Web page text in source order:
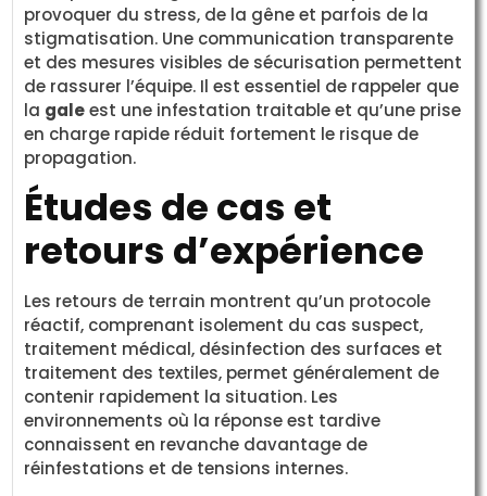
provoquer du stress, de la gêne et parfois de la
stigmatisation. Une communication transparente
et des mesures visibles de sécurisation permettent
de rassurer l’équipe. Il est essentiel de rappeler que
la galeest une infestation traitable et qu’une prise
en charge rapide réduit fortement le risque de
propagation.
Études de cas et
retours d’expérience
Les retours de terrain montrent qu’un protocole
réactif, comprenant isolement du cas suspect,
traitement médical, désinfection des surfaces et
traitement des textiles, permet généralement de
contenir rapidement la situation. Les
environnements où la réponse est tardive
connaissent en revanche davantage de
réinfestations et de tensions internes.